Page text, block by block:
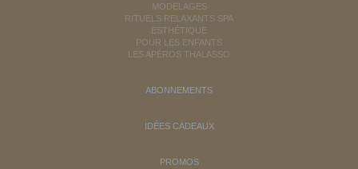
MODELAGES
RITUELS RELAXANTS SPA
ESTHÉTIQUE
POUR LES ENFANTS
LES APÉROS THALASSO
ABONNEMENTS
IDÉES CADEAUX
PROMOS